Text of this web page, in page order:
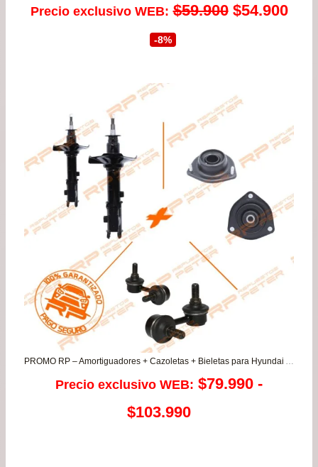
Precio exclusivo WEB: $59.900 El
era:
$59.900.
$54.900El
-8%
PROMO RP – Amortiguadores + Cazoletas + Bieletas para Hyundai Accent Prime 1.3/1.5/1.6
Precio exclusivo WEB: $79.990 -
$103.990Rango